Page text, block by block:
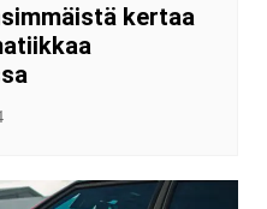
kertaa